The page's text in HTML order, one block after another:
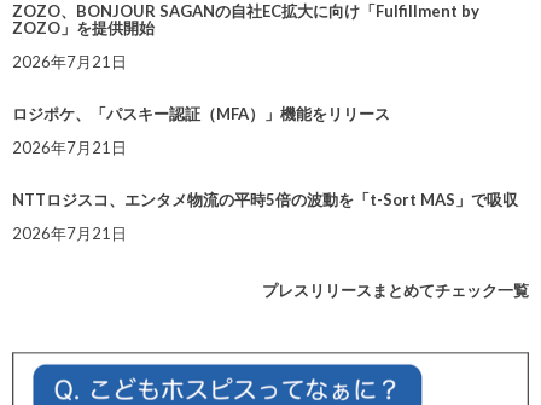
ZOZO、BONJOUR SAGANの自社EC拡大に向け「Fulfillment by
ZOZO」を提供開始
2026年7月21日
ロジポケ、「パスキー認証（MFA）」機能をリリース
2026年7月21日
NTTロジスコ、エンタメ物流の平時5倍の波動を「t-Sort MAS」で吸収
2026年7月21日
プレスリリースまとめてチェック一覧